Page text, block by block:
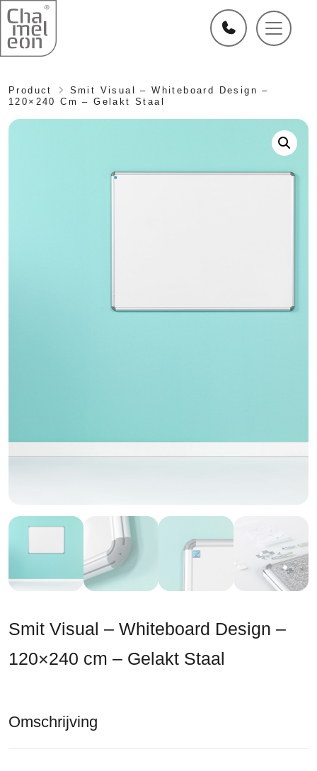
Product
Smit Visual – Whiteboard Design –
120×240 Cm – Gelakt Staal
Smit Visual – Whiteboard Design –
120×240 cm – Gelakt Staal
Omschrijving